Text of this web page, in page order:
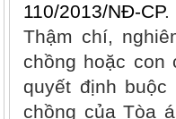
110/2013/NĐ-CP.
Thậm chí,
chồng hoặc con
quyết định
chồng của Tòa